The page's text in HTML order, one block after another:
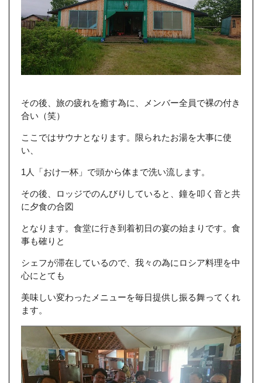
その後、旅の疲れを癒す為に、メンバー全員で裸の付き
合い（笑）
ここではサウナとなります。限られたお湯を大事に使
い、
1人「おけ一杯」で頭から体まで洗い流します。
その後、ロッジでのんびりしていると、鐘を叩く音と共
に夕食の合図
となります。食堂に行き到着初日の宴の始まりです。食
事も確りと
シェフが滞在しているので、我々の為にロシア料理を中
心にとても
美味しい変わったメニューを毎日提供し振る舞ってくれ
ます。